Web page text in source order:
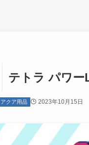
テトラ パワー
アクア用品 2023年10月15日